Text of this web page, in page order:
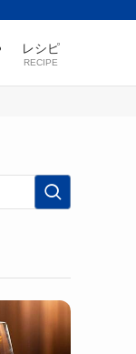
レシピ
RECIPE